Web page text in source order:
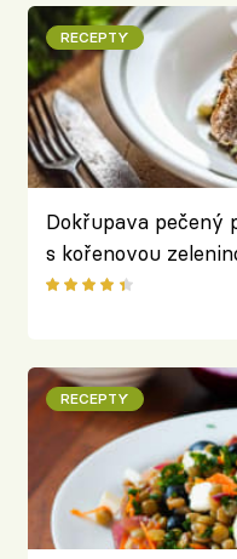
RECEPTY
Dokřupava pečený
s kořenovou
RECEPTY